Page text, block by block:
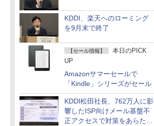
KDDI、楽天へのローミング
を9月末で終了
【セール情報】
本日のPICK
UP
Amazonサマーセールで
「Kindle」シリーズがセール
KDDI松田社長、762万人に影
響したISP向けメール基盤不
正アクセスで対策をあらため